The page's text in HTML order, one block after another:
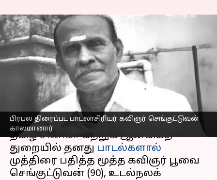
பிரபல திரைப்பட பாடலாசிரியர் கவிஞர் செங்குட்டுவன்
காலமானார்
பிரபல திரைப்பட
பாடலாசிரியர் கவிஞர்
செங்குட்டுவன் உடல்நலக்
குறைவால் காலமானார்
எழுதியவர் Sekar Chinnappan Sep 06, 2025 10:35 am
செய்தி முன்னோட்டம்
தமிழ்சினிமாமற்றும் ஆன்மிகத்
துறையில் தனது பாடல்களால்
முத்திரை பதித்த மூத்த கவிஞர் பூவை
செங்குட்டுவன் (90), உடல்நலக்